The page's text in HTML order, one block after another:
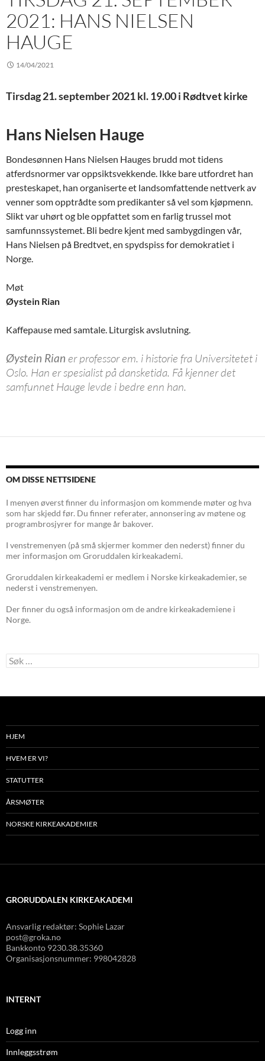
2021: HANS NIELSEN
HAUGE
14/04/2021
Tirsdag 21. september 2021 kl. 19.00 i Rødtvet kirke
Hans Nielsen Hauge
Bondesønnen Hans Nielsen Hauges brudd mot tidens
atferdsnormer var oppsiktsvekkende. Ikke bare utfordret han
presteskapet, han organiserte et landsomfattende nettverk av
venner som opptrådte som predikanter så vel som kjøpmenn.
Slikt var uhørt og ble oppfattet som en farlig trussel mot
samfunnssystemet. Bli bedre kjent med sambygdingen vår,
Hans Nielsen på Bredtvet, en spydspiss for demokratiet i
Norge.
Møt
Øystein Rian
Kaffepause med samtale. Liturgisk avslutning.
Øystein Rian er professor em. i historie fra Universitetet i
Oslo. Han er spesialist på dansketida. Få kjenner det
samfunnet Hauge levde i bedre enn han.
OM DISSE NETTSIDENE
I menyen øverst finner du informasjon om kommende møter og hva
som har skjedd før. Du finner referater, annonsering av møtene og
programbrosjyrer for mange år bakover.
I venstremenyen (på små skjermer kommer den nederst) finner du
mer informasjon om Groruddalen kirkeakademi.
Groruddalen kirkeakademi er medlem i Norske kirkeakademier, se
nederst i venstremenyen.
Der finner du også informasjon om de andre kirkeakademiene i
Norge.
Søk
etter:
HJEM
HVEM ER VI?
STATUTTER
ÅRSMØTER
NORSKE KIRKEAKADEMIER
GRORUDDALEN KIRKEAKADEMI
Ansvarlig redaktør: Sophie Lazar
post@groka.no
Bankkonto 9230.38.35360
Organisasjonsnummer: 998042828
INTERNT
Logg inn
Innleggsstrøm